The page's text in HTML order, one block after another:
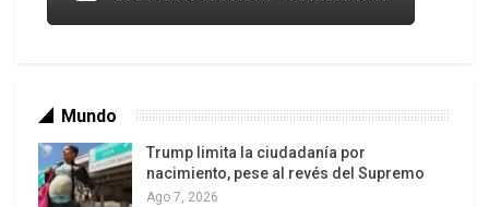
Mundo
Trump limita la ciudadanía por
nacimiento, pese al revés del Supremo
Ago 7, 2026